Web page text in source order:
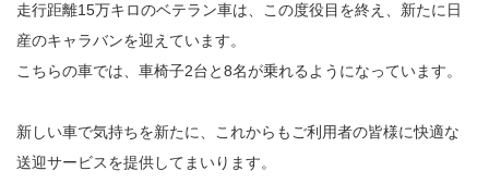
走行距離15万キロのベテラン車は、この度役目を終え、新たに日
産のキャラバンを迎えています。
こちらの車では、車椅子2台と8名が乗れるようになっています。
新しい車で気持ちを新たに、これからもご利用者の皆様に快適な
送迎サービスを提供してまいります。